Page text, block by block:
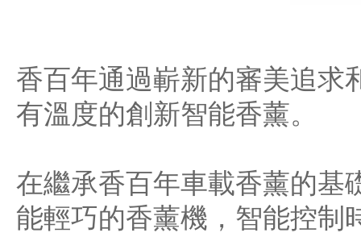
香百年通過嶄新的審美追求
有溫度的創新智能香薰。
在繼承香百年車載香薰的基
能輕巧的香薰機，智能控制